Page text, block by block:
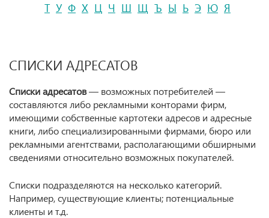
Т У Ф Х Ц Ч Ш Щ Ъ Ы Ь Э Ю Я
СПИСКИ АДРЕСАТОВ
Списки адресатов— возможных потребителей —
составляются либо рекламными конторами фирм,
имеющими собственные картотеки адресов и адресные
книги, либо специализированными фирмами, бюро или
рекламными агентствами, располагающими обширными
сведениями относительно возможных покупателей.
Списки подразделяются на несколько категорий.
Например, существующие клиенты; потенциальные
клиенты и т.д.